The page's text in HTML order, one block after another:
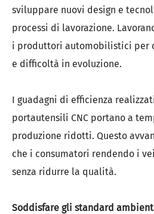
sviluppare nuovi design e
processi di lavorazione.
i produttori automobilistici per
e difficoltà in evoluzione.
I guadagni di efficienza
portautensili CNC portano a
produzione ridotti. Questo
che i consumatori rendendo i
senza ridurre la qualità.
Soddisfare gli standard